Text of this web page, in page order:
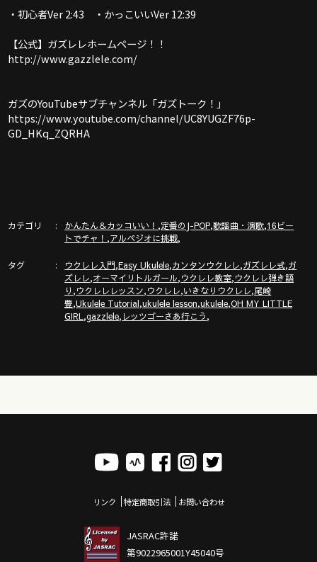
・初心者Ver 2:43 ・かっこいいVer 12:39
【公式】ガズレレホームページ！！
http://www.gazzlele.com/
ガズのYouTubeサブチャンネル「ガズトーク！」
https://www.youtube.com/channel/UC8YUGZF76p-
GD_HKq_ZQRHA
カテゴリ かんたん＆カッコいい！ ,定番のJ-POP,歌謡曲・演歌,16ビー
トでチャ！ ,アルペジオに挑戦,
タグ ウクレレ入門,Easy Ukulele,カンタンウクレレ,ガズレレ式,ガ
ズレレ,オーマイリトルガール,ウクレレ教室,ウクレレ弾き語
り ,ウクレレレッスン,ウクレレ,いきなりウクレレ,尾崎
豊,Ukulele Tutorial,ukulele lesson,ukulele,OH MY LITTLE
GIRL ,gazzlele, レッツゴーさあ行こう,
リンク 特定商取引法 お問い合わせ
JASRAC許諾
第9022965001Y45040号